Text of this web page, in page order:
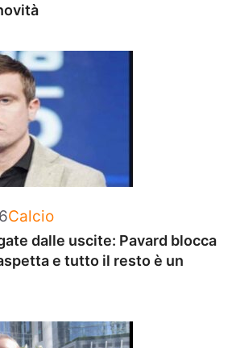
Categorie
Calcio
dalle uscite: Pavard blocca
e tutto il resto è un